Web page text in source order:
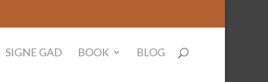
SIGNE GAD BOOK BLOG